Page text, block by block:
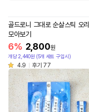
골드로니 그대로 순살스틱 오
모아보기
6% 2,800원
개당 2,440원 (5개 세트 구입시)
4.9 후기 77